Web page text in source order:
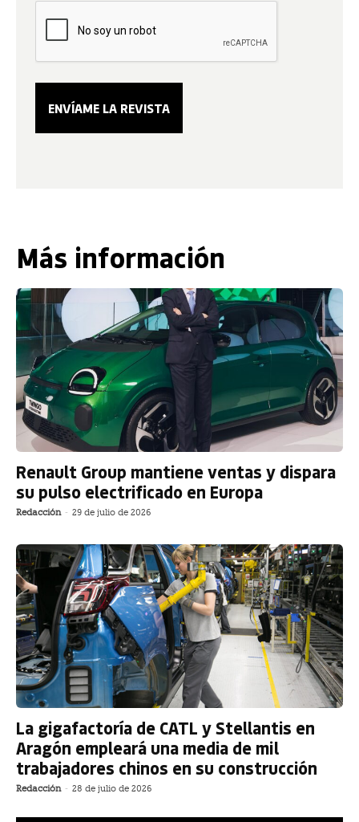
Más información
Renault Group mantiene ventas y dispara
su pulso electrificado en Europa
Redacción - 29 de julio de 2026
La gigafactoría de CATL y Stellantis en
Aragón empleará una media de mil
trabajadores chinos en su construcción
Redacción - 28 de julio de 2026